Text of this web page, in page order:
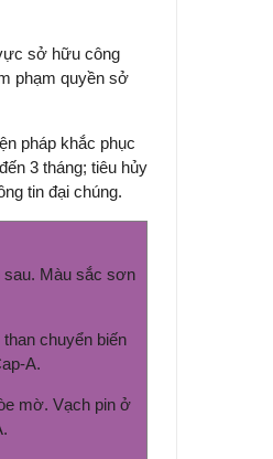
sở hữu công
phạm quyền sở
pháp khắc phục
3 tháng; tiêu hủy
tin đại chúng.
sau. Màu sắc sơn
chuyển biến
A.
mờ. Vạch pin ở